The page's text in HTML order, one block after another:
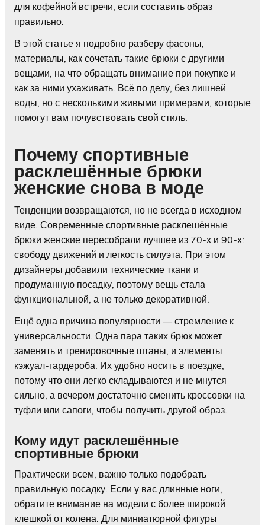
для кофейной встречи, если составить образ
правильно.
В этой статье я подробно разберу фасоны,
материалы, как сочетать такие брюки с другими
вещами, на что обращать внимание при покупке и
как за ними ухаживать. Всё по делу, без лишней
воды, но с несколькими живыми примерами, которые
помогут вам почувствовать свой стиль.
Почему спортивные
расклешённые брюки
женские снова в моде
Тенденции возвращаются, но не всегда в исходном
виде. Современные спортивные расклешённые
брюки женские пересобрали лучшее из 70-х и 90-х:
свободу движений и легкость силуэта. При этом
дизайнеры добавили технические ткани и
продуманную посадку, поэтому вещь стала
функциональной, а не только декоративной.
Ещё одна причина популярности — стремление к
универсальности. Одна пара таких брюк может
заменять и тренировочные штаны, и элементы
кэжуал-гардероба. Их удобно носить в поездке,
потому что они легко складываются и не мнутся
сильно, а вечером достаточно сменить кроссовки на
туфли или сапоги, чтобы получить другой образ.
Кому идут расклешённые
спортивные брюки
Практически всем, важно только подобрать
правильную посадку. Если у вас длинные ноги,
обратите внимание на модели с более широкой
клешкой от колена. Для миниатюрной фигуры